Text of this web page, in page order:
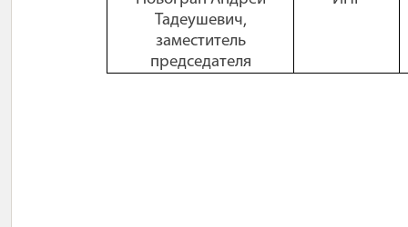
Тадеушевич,
заместитель
председателя